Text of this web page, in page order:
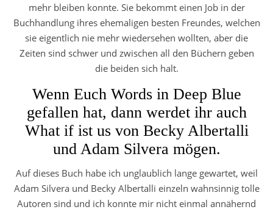
mehr bleiben konnte. Sie bekommt einen Job in der
Buchhandlung ihres ehemaligen besten Freundes, welchen
sie eigentlich nie mehr wiedersehen wollten, aber die
Zeiten sind schwer und zwischen all den Büchern geben
die beiden sich halt.
Wenn Euch Words in Deep Blue
gefallen hat, dann werdet ihr auch
What if ist us von Becky Albertalli
und Adam Silvera mögen.
Auf dieses Buch habe ich unglaublich lange gewartet, weil
Adam Silvera und Becky Albertalli einzeln wahnsinnig tolle
Autoren sind und ich konnte mir nicht einmal annähernd